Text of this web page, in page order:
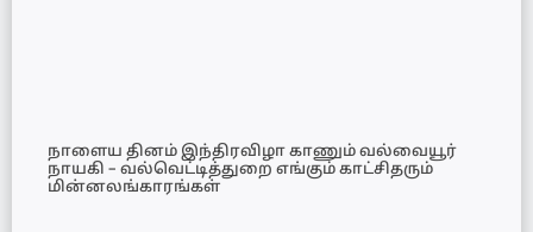
நாளைய தினம் இந்திரவிழா காணும் வல்வையூர்
நாயகி – வல்வெட்டித்துறை எங்கும் காட்சிதரும்
மின்னலங்காரங்கள்